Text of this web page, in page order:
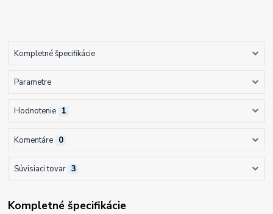
Kompletné špecifikácie
Parametre
Hodnotenie 1
Komentáre 0
Súvisiaci tovar 3
Kompletné špecifikácie